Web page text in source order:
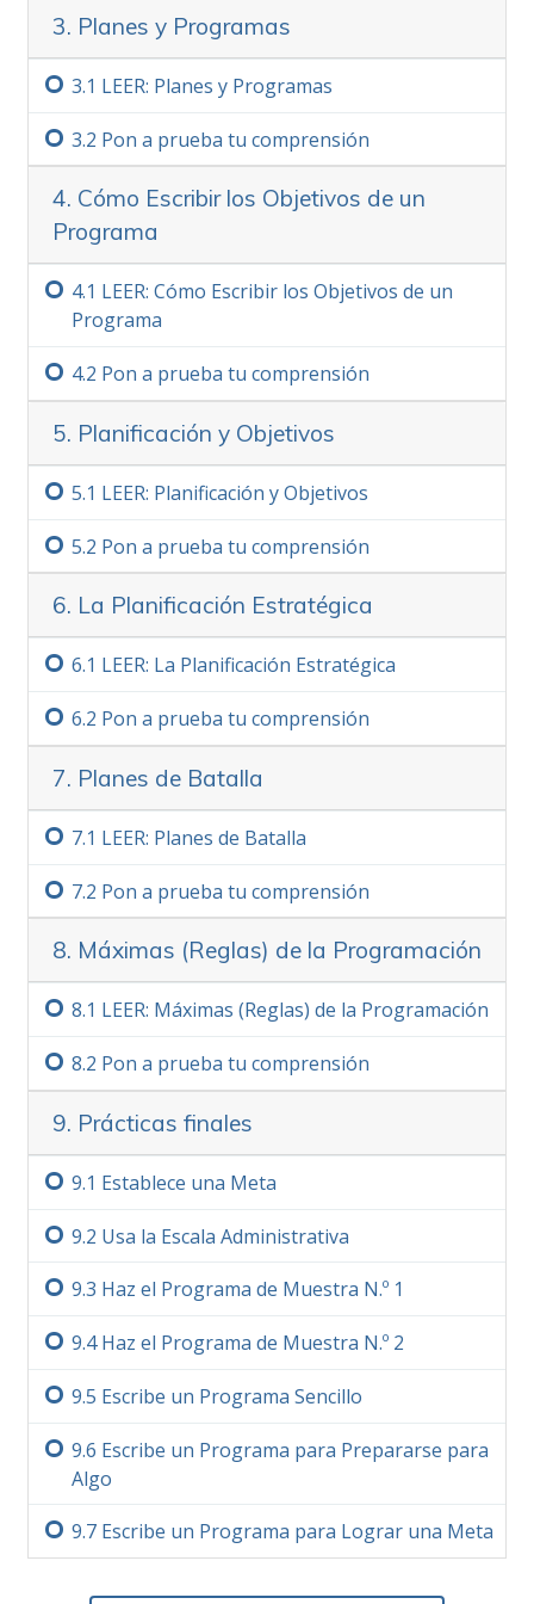
entendido.Más
3. Planes y Programas
LEER: Planes y Programas
Pon a prueba tu comprensión
4. Cómo Escribir los Objetivos de un
Programa
LEER: Cómo Escribir los Objetivos de un
Programa
Pon a prueba tu comprensión
5. Planificación y Objetivos
LEER: Planificación y Objetivos
Pon a prueba tu comprensión
6. La Planificación Estratégica
LEER: La Planificación Estratégica
Pon a prueba tu comprensión
7. Planes de Batalla
LEER: Planes de Batalla
Pon a prueba tu comprensión
8. Máximas (Reglas) de la Programación
LEER: Máximas (Reglas) de la Programación
Pon a prueba tu comprensión
9. Prácticas finales
Establece una Meta
Usa la Escala Administrativa
Haz el Programa de Muestra N.º 1
9.‏4Haz el Programa de Muestra N.º 2
Escribe un Programa Sencillo
Escribe un Programa para Prepararse para
Algo
Escribe un Programa para Lograr una Meta